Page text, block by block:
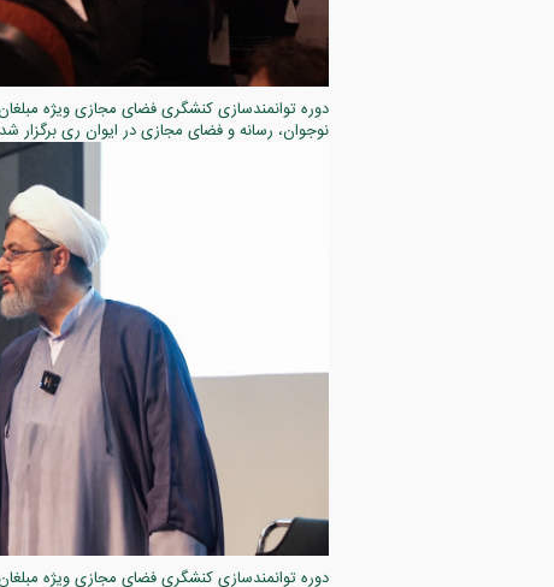
دوره توانمندسازی کنشگری فضای مجازی ویژه
نوجوان، رسانه و فضای مجازی در ایوان ری برگزار
دوره توانمندسازی کنشگری فضای مجازی ویژه